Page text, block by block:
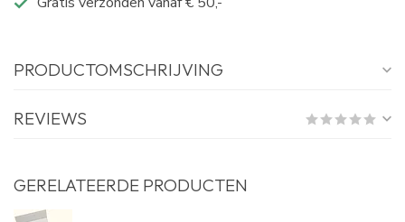
PRODUCTOMSCHRIJVING
REVIEWS
GERELATEERDE PRODUCTEN